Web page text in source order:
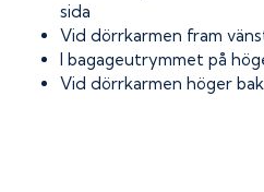
sida
Vid dörrkarmen fram
I bagageutrymmet på
Vid dörrkarmen höger